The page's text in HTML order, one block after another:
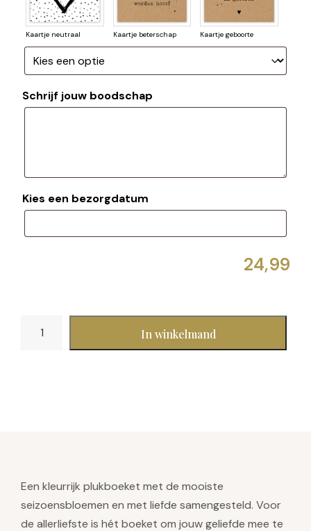
Kaartje neutraal Kaartje beterschap Kaartje geboorte
Schrijf jouw boodschap
Kies een bezorgdatum
In winkelmand
Een kleurrijk plukboeket met de mooiste
seizoensbloemen en met liefde samengesteld. Voor
de allerliefste is hét boeket om jouw geliefde mee te